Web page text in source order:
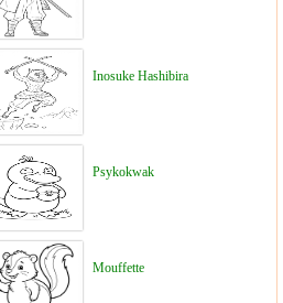
Inosuke Hashibira
Psykokwak
Mouffette